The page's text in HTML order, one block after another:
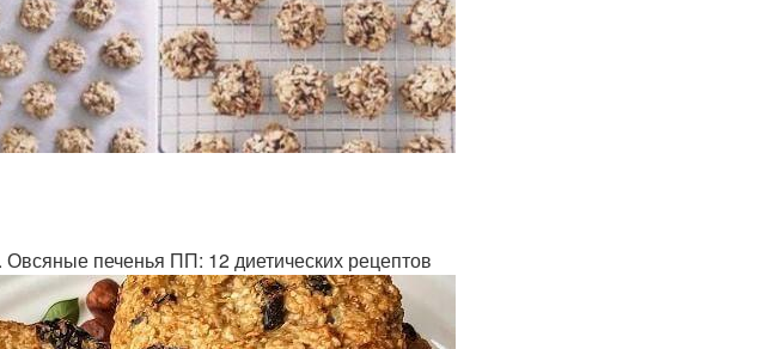
печенья ПП: 12 диетических рецептов